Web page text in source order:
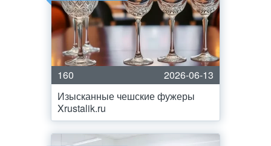
160
2026-06-13
Изысканные чешские фужеры
Xrustalik.ru